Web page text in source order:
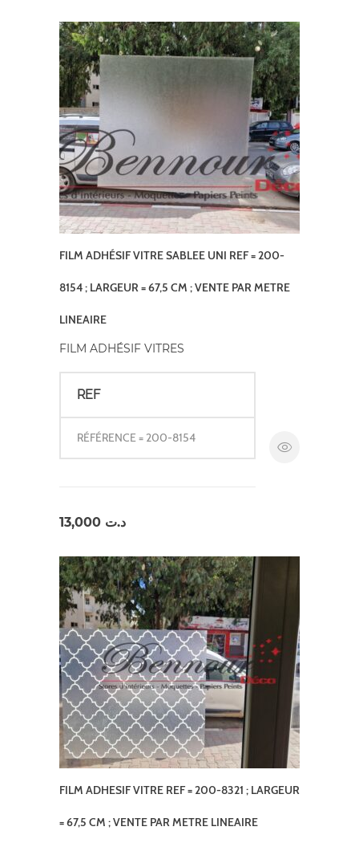
FILM ADHÉSIF VITRE SABLEE UNI REF = 200-
8154 ; LARGEUR = 67,5 CM ; VENTE PAR METRE
LINEAIRE
FILM ADHÉSIF VITRES
REF
RÉFÉRENCE = 200-8154
د.ت
FILM ADHESIF VITRE REF = 200-8321 ; LARGEUR
= 67,5 CM ; VENTE PAR METRE LINEAIRE